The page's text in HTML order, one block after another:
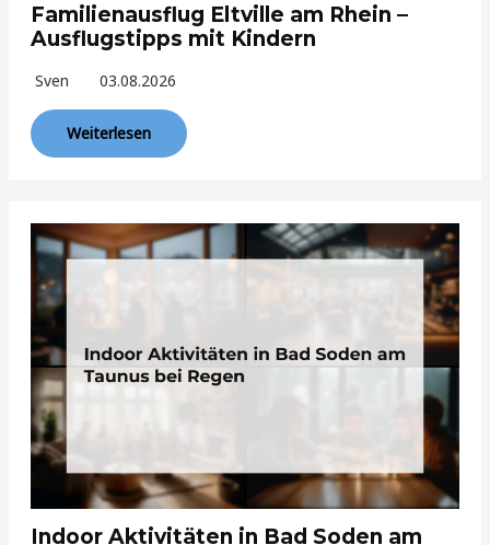
Familienausflug Eltville am Rhein –
Ausflugstipps mit Kindern
Sven 03.08.2026
Weiterlesen
Indoor Aktivitäten in Bad Soden am